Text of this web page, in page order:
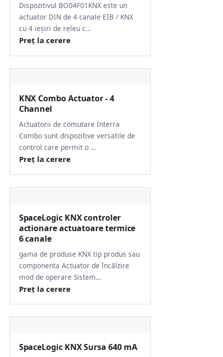
Dispozitivul BO04F01KNX este un
actuator DIN de 4 canale EIB / KNX
cu 4 ieșiri de releu c…
Preț la cerere
KNX Combo Actuator - 4
Channel
Actuatorii de comutare Interra
Combo sunt dispozitive versatile de
control care permit o …
Preț la cerere
SpaceLogic KNX controler
actionare actuatoare termice
6 canale
gama de produse KNX tip produs sau
componenta Actuator de încălzire
mod de operare Sistem…
Preț la cerere
SpaceLogic KNX Sursa 640 mA